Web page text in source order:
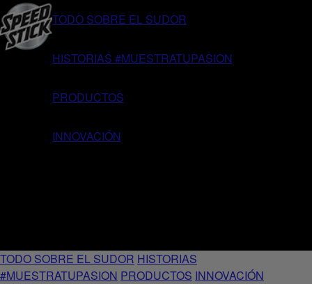
TODO SOBRE EL SUDOR
HISTORIAS #MUESTRATUPASION
PRODUCTOS
INNOVACIÓN
TODO SOBRE EL SUDOR HISTORIAS
#MUESTRATUPASION PRODUCTOS INNOVACIÓN